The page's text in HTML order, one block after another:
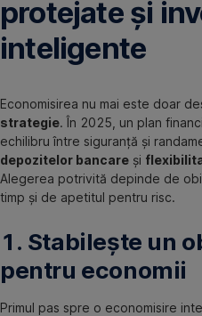
protejate și
inteligente
Economisirea nu mai este doar
strategie. În 2025, un plan
echilibru între siguranță și
depozitelor bancare și
Alegerea potrivită depinde de
timp și de apetitul pentru risc.
1. Stabilește un
pentru economii
Primul pas spre o economisire